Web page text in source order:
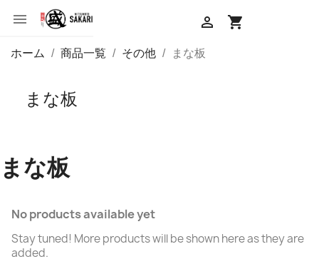
  shopping_cart
ホーム 商品一覧 その他 まな板
まな板
まな板
No products available yet
Stay tuned! More products will be shown here as they are
added.